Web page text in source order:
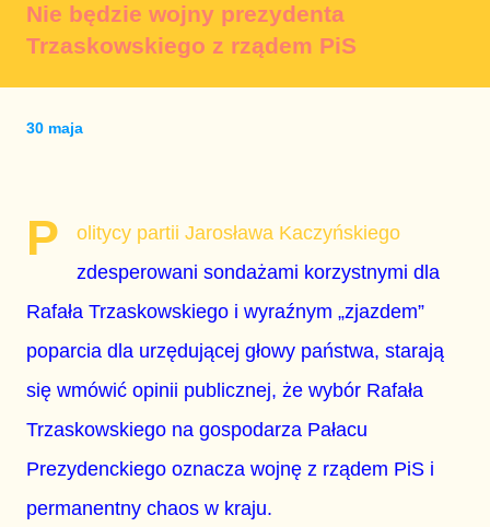
Nie będzie wojny prezydenta
Trzaskowskiego z rządem PiS
30 maja
P
olitycy partii Jarosława Kaczyńskiego
zdesperowani sondażami korzystnymi dla
Rafała Trzaskowskiego i wyraźnym „zjazdem”
poparcia dla urzędującej głowy państwa, starają
się wmówić opinii publicznej, że wybór Rafała
Trzaskowskiego na gospodarza Pałacu
Prezydenckiego oznacza wojnę z rządem PiS i
permanentny chaos w kraju.